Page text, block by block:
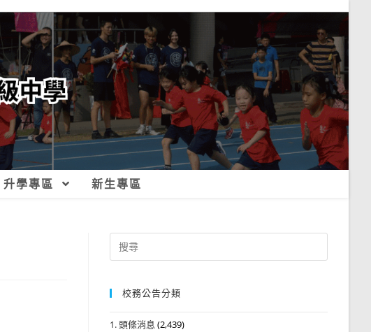
升學專區 新生專區
Search
for:
校務公告分類
1. 頭條消息 (2,439)